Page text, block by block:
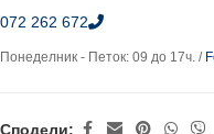
072 262 672
Понеделник - Петок: 09 до 17ч. /
Сподели: